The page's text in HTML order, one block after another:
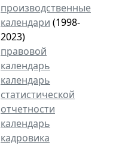
производственные
календари (1998-
2023)
правовой
календарь
календарь
статистической
отчетности
календарь
кадровика